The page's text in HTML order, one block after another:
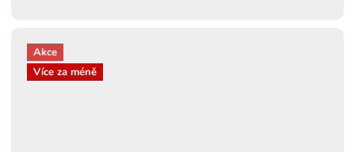
Akce
Více za méně